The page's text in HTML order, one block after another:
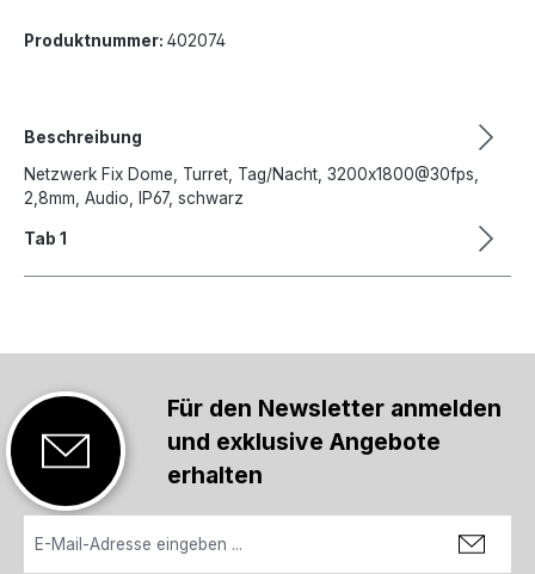
Produktnummer: 402074
Beschreibung
Netzwerk Fix Dome, Turret, Tag/Nacht, 3200x1800@30fps,
2,8mm, Audio, IP67, schwarz
Tab 1
Für den Newsletter anmelden
und exklusive Angebote
erhalten